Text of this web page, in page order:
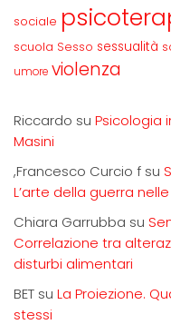
sociale
scuola Sesso sessualità
umore violenza
Riccardo su Psicologia
Masini
,Francesco Curcio f su
L’arte della guerra
Chiara Garrubba su
Correlazione tra
disturbi alimentari
BET su La Proiezione.
stessi